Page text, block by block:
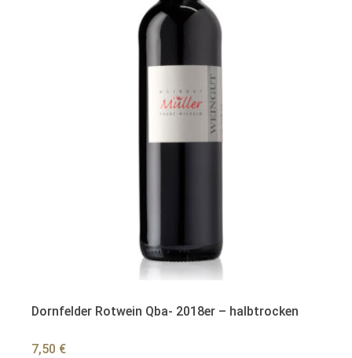
Dornfelder Rotwein Qba- 2018er – halbtrocken
7,50 €